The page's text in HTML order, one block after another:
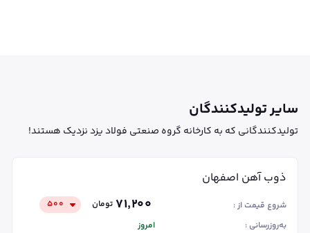
سایر تولیدکنندگان
تولیدکنندگانی که به کارخانه گروه صنعتی فولاد یزد نزدیک هستند!
ذوب آهن اصفهان
شروع قیمت از : ۷۱٬۲۰۰ تومان
۵۰۰
به‌روزرسانی :
امروز